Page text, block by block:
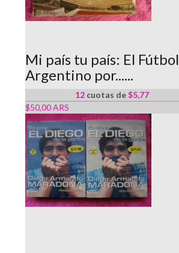
Mi país tu país: El Fútbol
Argentino por......
12 cuotas de$5,77
$50,00 ARS